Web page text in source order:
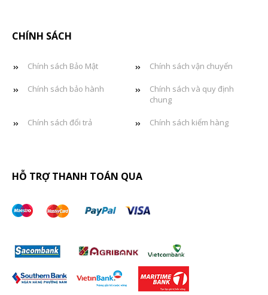
CHÍNH SÁCH
Chính sách Bảo Mật Chính sách vận chuyển
Chính sách bảo hành
Chính sách và quy định
chung
Chính sách đổi trả Chính sách kiểm hàng
HỖ TRỢ THANH TOÁN QUA